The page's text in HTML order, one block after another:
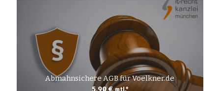
Abmahnsichere AGB für Voelkner.de
5,90€ mtl.*